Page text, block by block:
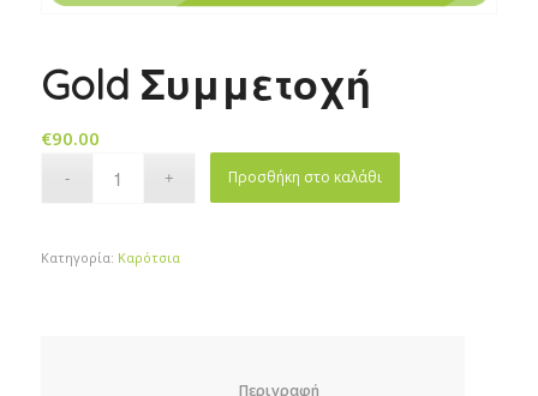
Gold Συμμετοχή
€90.00
Προσθήκη στο καλάθι
Κατηγορία: Καρότσια